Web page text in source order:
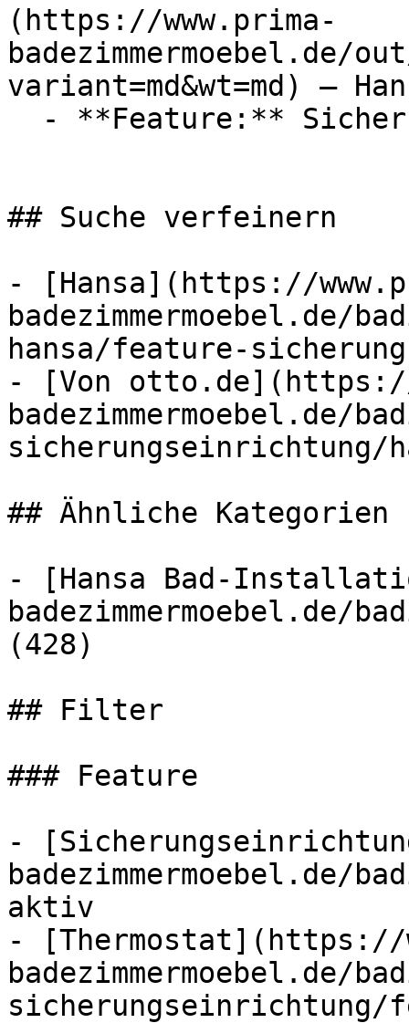
(https://www.prima-
badezimmermoebel.de/
variant=md&wt=md) —
## Suche verfeinern
- [Hansa](https://
badezimmermoebel.de/
hansa/feature-
- [Von otto.de](https://
## Ähnliche Kategorien
- [Hansa Bad-
badezimmermoebel.de/
(428)
## Filter
### Feature
-
aktiv
- [Thermostat](https://